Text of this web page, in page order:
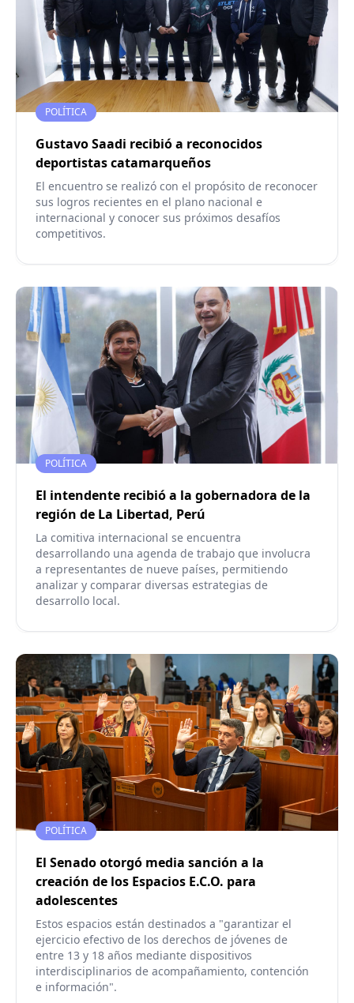
POLÍTICA
Gustavo Saadi recibió a reconocidos
deportistas catamarqueños
El encuentro se realizó con el propósito de reconocer
sus logros recientes en el plano nacional e
internacional y conocer sus próximos desafíos
competitivos.
POLÍTICA
El intendente recibió a la gobernadora de la
región de La Libertad, Perú
La comitiva internacional se encuentra
desarrollando una agenda de trabajo que involucra
a representantes de nueve países, permitiendo
analizar y comparar diversas estrategias de
desarrollo local.
POLÍTICA
El Senado otorgó media sanción a la
creación de los Espacios E.C.O. para
adolescentes
Estos espacios están destinados a "garantizar el
ejercicio efectivo de los derechos de jóvenes de
entre 13 y 18 años mediante dispositivos
interdisciplinarios de acompañamiento, contención
e información".